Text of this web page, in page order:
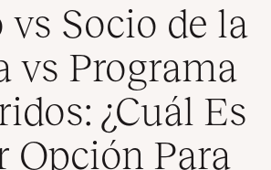
Socio de la
vs Programa
¿Cuál Es
Opción Para